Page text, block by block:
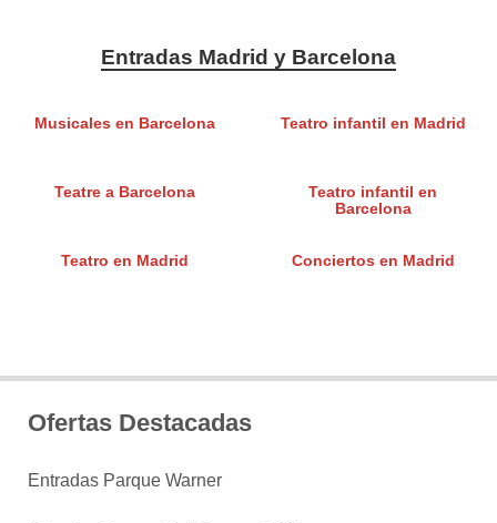
Entradas Madrid y Barcelona
Musicales en Barcelona Teatro infantil en Madrid
Teatre a Barcelona
Teatro infantil en
Barcelona
Teatro en Madrid Conciertos en Madrid
Ofertas Destacadas
Entradas Parque Warner